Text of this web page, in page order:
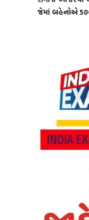
જેમાં બહેનોએ 500